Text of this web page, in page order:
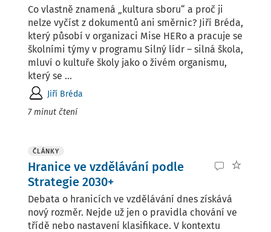
Co vlastně znamená „kultura sboru“ a proč ji
nelze vyčíst z dokumentů ani směrnic? Jiří Bréda,
který působí v organizaci Mise HERo a pracuje se
školními týmy v programu Silný lídr – silná škola,
mluví o kultuře školy jako o živém organismu,
který se ...
Jiří Bréda
7 minut čtení
ČLÁNKY
Hranice ve vzdělávání podle
Strategie 2030+
Debata o hranicích ve vzdělávání dnes získává
nový rozměr. Nejde už jen o pravidla chování ve
třídě nebo nastavení klasifikace. V kontextu